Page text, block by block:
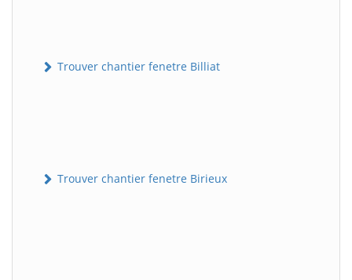
Trouver chantier fenetre Billiat
Trouver chantier fenetre Birieux